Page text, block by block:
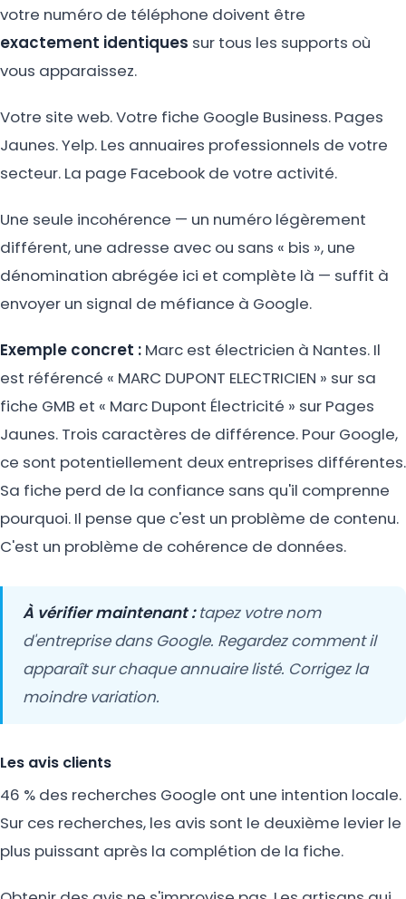
votre numéro de téléphone doivent être
exactement identiques sur tous les supports où
vous apparaissez.
Votre site web. Votre fiche Google Business. Pages
Jaunes. Yelp. Les annuaires professionnels de votre
secteur. La page Facebook de votre activité.
Une seule incohérence — un numéro légèrement
différent, une adresse avec ou sans « bis », une
dénomination abrégée ici et complète là — suffit à
envoyer un signal de méfiance à Google.
Exemple concret : Marc est électricien à Nantes. Il
est référencé « MARC DUPONT ELECTRICIEN » sur sa
fiche GMB et « Marc Dupont Électricité » sur Pages
Jaunes. Trois caractères de différence. Pour Google,
ce sont potentiellement deux entreprises différentes.
Sa fiche perd de la confiance sans qu'il comprenne
pourquoi. Il pense que c'est un problème de contenu.
C'est un problème de cohérence de données.
À vérifier maintenant :tapez votre nom
d'entreprise dans Google. Regardez comment il
apparaît sur chaque annuaire listé. Corrigez la
moindre variation.
Les avis clients
46 % des recherches Google ont une intention locale.
Sur ces recherches, les avis sont le deuxième levier le
plus puissant après la complétion de la fiche.